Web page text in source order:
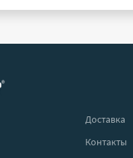
Доставка
Контакты